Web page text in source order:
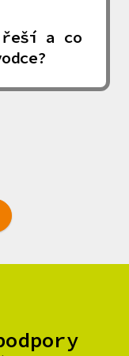
řeší a co